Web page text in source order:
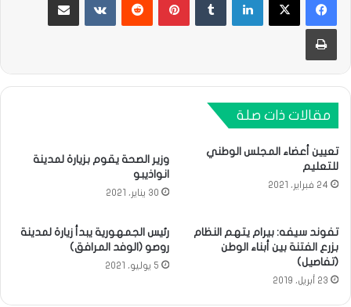
طباعة
مقالات ذات صلة
تعيين أعضاء المجلس الوطني
للتعليم
24 فبراير، 2021
وزير الصحة يقوم بزيارة لمدينة
انواذيبو
30 يناير، 2021
تفوند سيفه: بيرام يتهم النظام
بزرع الفتنة بين أبناء الوطن
(تفاصيل)
23 أبريل، 2019
رئيس الجمهورية يبدأ زيارة لمدينة
روصو (الوفد المرافق)
5 يوليو، 2021